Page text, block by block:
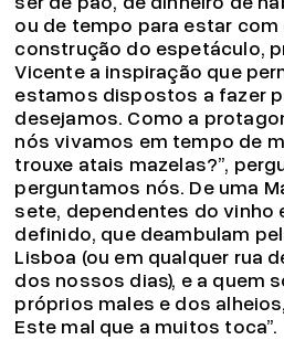
ou de tempo para estar com
construção do espetáculo,
Vicente a inspiração que
estamos dispostos a fazer
desejamos. Como a
nós vivamos em tempo de
trouxe atais mazelas?”,
perguntamos nós. De uma
sete, dependentes do vinho
definido, que deambulam
Lisboa (ou em qualquer rua
dos nossos dias), e a quem
próprios males e dos
Este mal que a muitos toca”.